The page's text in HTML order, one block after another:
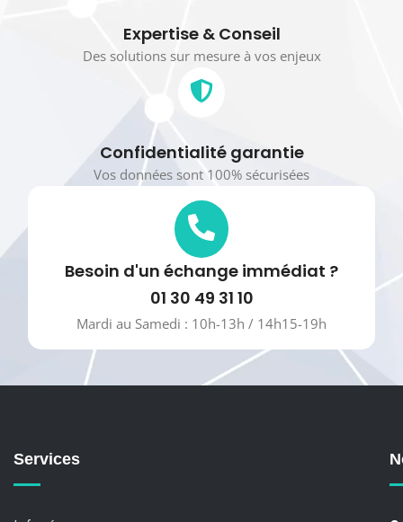
Expertise & Conseil
Des solutions sur mesure à vos enjeux
Confidentialité garantie
Vos données sont 100% sécurisées
Besoin d'un échange immédiat ?
01 30 49 31 10
Mardi au Samedi : 10h-13h / 14h15-19h
Services